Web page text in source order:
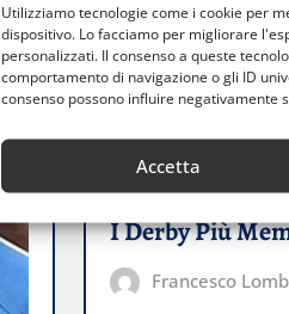
Utilizziamo tecnologie come i cookie per
dispositivo. Lo facciamo per migliorare
personalizzati. Il consenso a queste
comportamento di navigazione o gli ID
consenso possono influire negativamente
Accetta
STORIE
I Derby Più
Francesco